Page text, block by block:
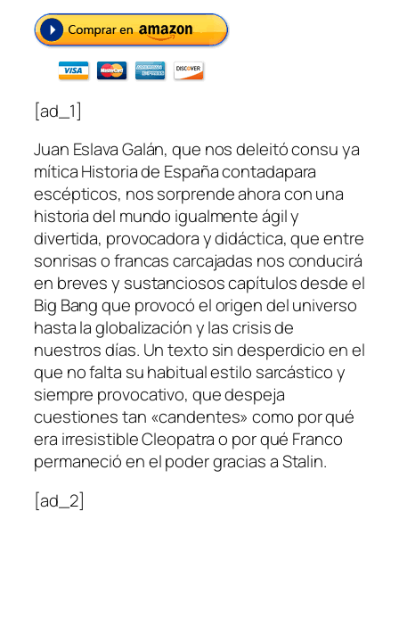
[ad_1]
Juan Eslava Galán, que nos deleitó consu ya
míticaHistoria de España contadapara
escépticos, nos sorprende ahora con una
historia del mundo igualmente ágil y
divertida, provocadora y didáctica, que entre
sonrisas o francas carcajadas nos conducirá
en breves y sustanciosos capítulos desde el
Big Bang que provocó el origen del universo
hasta la globalización y las crisis de
nuestros días. Un texto sin desperdicio en el
que no falta su habitual estilo sarcástico y
siempre provocativo, que despeja
cuestiones tan «candentes» como por qué
era irresistible Cleopatra o por qué Franco
permaneció en el poder gracias a Stalin.
[ad_2]